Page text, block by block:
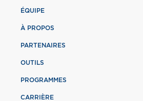
ÉQUIPE
À PROPOS
PARTENAIRES
OUTILS
PROGRAMMES
CARRIÈRE